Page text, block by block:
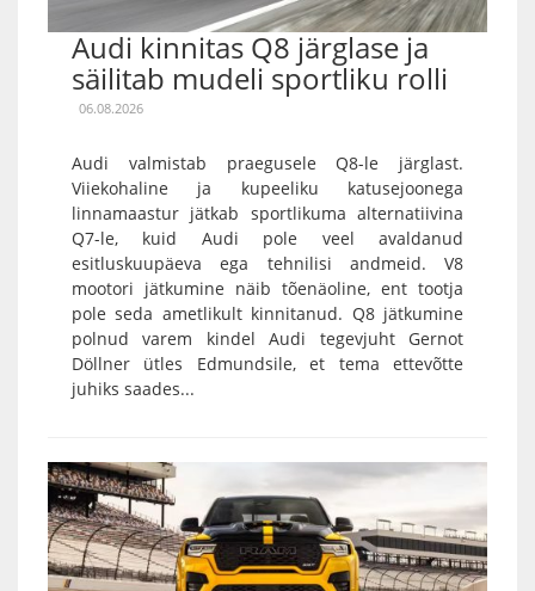
Audi kinnitas Q8 järglase ja
säilitab mudeli sportliku rolli
06.08.2026
Audi valmistab praegusele Q8-le järglast.
Viiekohaline ja kupeeliku katusejoonega
linnamaastur jätkab sportlikuma alternatiivina
Q7-le, kuid Audi pole veel avaldanud
esitluskuupäeva ega tehnilisi andmeid. V8
mootori jätkumine näib tõenäoline, ent tootja
pole seda ametlikult kinnitanud. Q8 jätkumine
polnud varem kindel Audi tegevjuht Gernot
Döllner ütles Edmundsile, et tema ettevõtte
juhiks saades...